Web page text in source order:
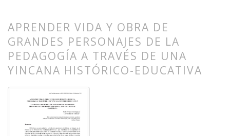
APRENDER VIDA Y OBRA DE
GRANDES PERSONAJES DE LA
PEDAGOGÍA A TRAVÉS DE UNA
YINCANA HISTÓRICO-EDUCATIVA